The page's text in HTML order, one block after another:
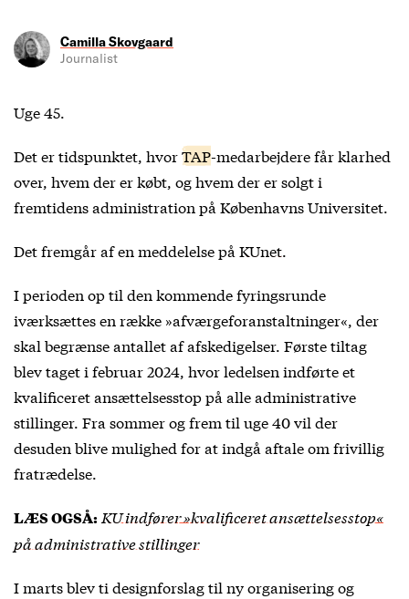
Camilla Skovgaard
Journalist
Uge 45.
Det er tidspunktet, hvorTAP-medarbejdere får klarhed
over, hvem der er købt, og hvem der er solgt i
fremtidens administration på Københavns Universitet.
Det fremgår af en meddelelse på KUnet.
I perioden op til den kommende fyringsrunde
iværksættes en række »afværgeforanstaltninger«, der
skal begrænse antallet af afskedigelser. Første tiltag
blev taget i februar 2024, hvor ledelsen indførte et
kvalificeret ansættelsesstop på alle administrative
stillinger. Fra sommer og frem til uge 40 vil der
desuden blive mulighed for at indgå aftale om frivillig
fratrædelse.
LÆS OGSÅ: KU indfører »kvalificeret ansættelsesstop«
på administrative stillinger
I marts blev ti designforslag til ny organisering og